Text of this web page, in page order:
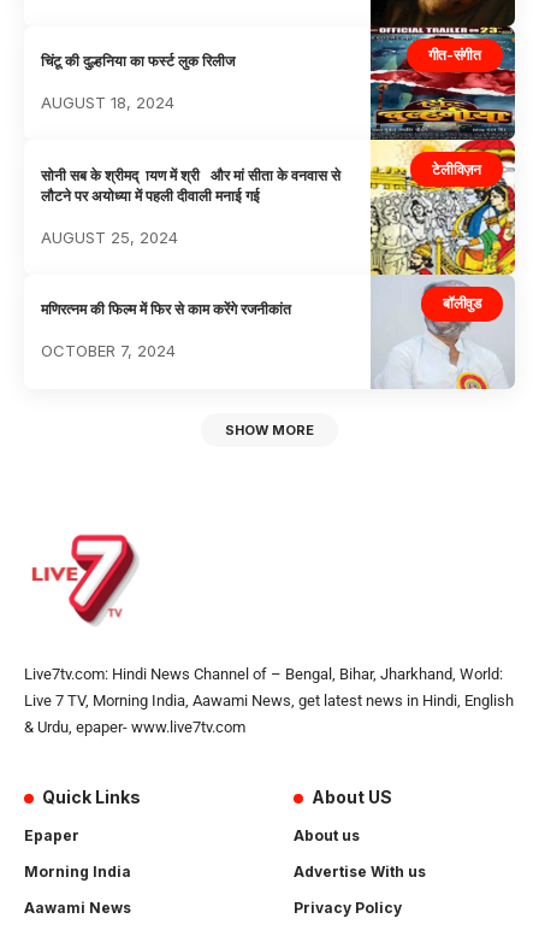
गीत-संगीत
चिंटू की दुल्हनिया का फर्स्ट लुक रिलीज
AUGUST 18, 2024
टेलीविज़न
सोनी सब के श्रीमद् ायण में श्री और मां सीता के वनवास से
लौटने पर अयोध्या में पहली दीवाली मनाई गई
AUGUST 25, 2024
बॉलीवुड
मणिरत्नम की फिल्म में फिर से काम करेंगे रजनीकांत
OCTOBER 7, 2024
SHOW MORE
Live7tv.com: Hindi News Channel of – Bengal, Bihar, Jharkhand, World:
Live 7 TV, Morning India, Aawami News, get latest news in Hindi, English
& Urdu, epaper- www.live7tv.com
Quick Links
Epaper
Morning India
Aawami News
About US
About us
Advertise With us
Privacy Policy